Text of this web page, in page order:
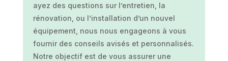
ayez des questions sur l’entretien, la
rénovation, ou l’installation d’un nouvel
équipement, nous nous engageons à vous
fournir des conseils avisés et personnalisés.
Notre objectif est de vous assurer une